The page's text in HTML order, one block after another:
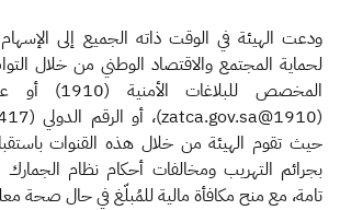
ودعت الهيئة في الوقت ذاته الجميع إلى
لحماية المجتمع والاقتصاد الوطني من خلال
المخصص
حيث تقوم الهيئة من خلال هذه القنوات
بجرائم التهريب ومخالفات أحكام نظام
تامة، مع منح مكافأة مالية للمُبلّغ في حال صحة